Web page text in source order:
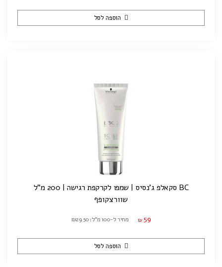
הוספה לסל
BC סקאלפ ג'נסיס | שמפו לקרקפת רגישה | 200 מ"ל
שוורצקופף
₪ 59 מחיר ל-100 מ"ל: ₪29.50
הוספה לסל